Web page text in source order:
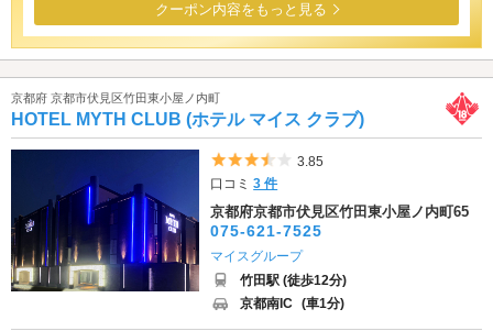
クーポン内容をもっと見る
京都府 京都市伏見区竹田東小屋ノ内町
HOTEL MYTH CLUB (ホテル マイス クラブ)
5つ星のうち3.5
3.85
口コミ3 件
京都府京都市伏見区竹田東小屋ノ内町65
075-621-7525
マイスグループ
竹田駅 (徒歩12分)
京都南IC (車1分)